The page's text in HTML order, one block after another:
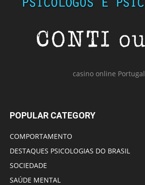
casino online Portugal
POPULAR CATEGORY
COMPORTAMENTO
DESTAQUES PSICOLOGIAS DO BRASIL
SOCIEDADE
SAÚDE MENTAL